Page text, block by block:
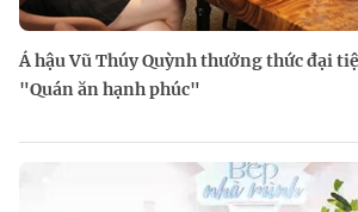
Á hậu Vũ Thúy Quỳnh thưởng thức đại
"Quán ăn hạnh phúc"